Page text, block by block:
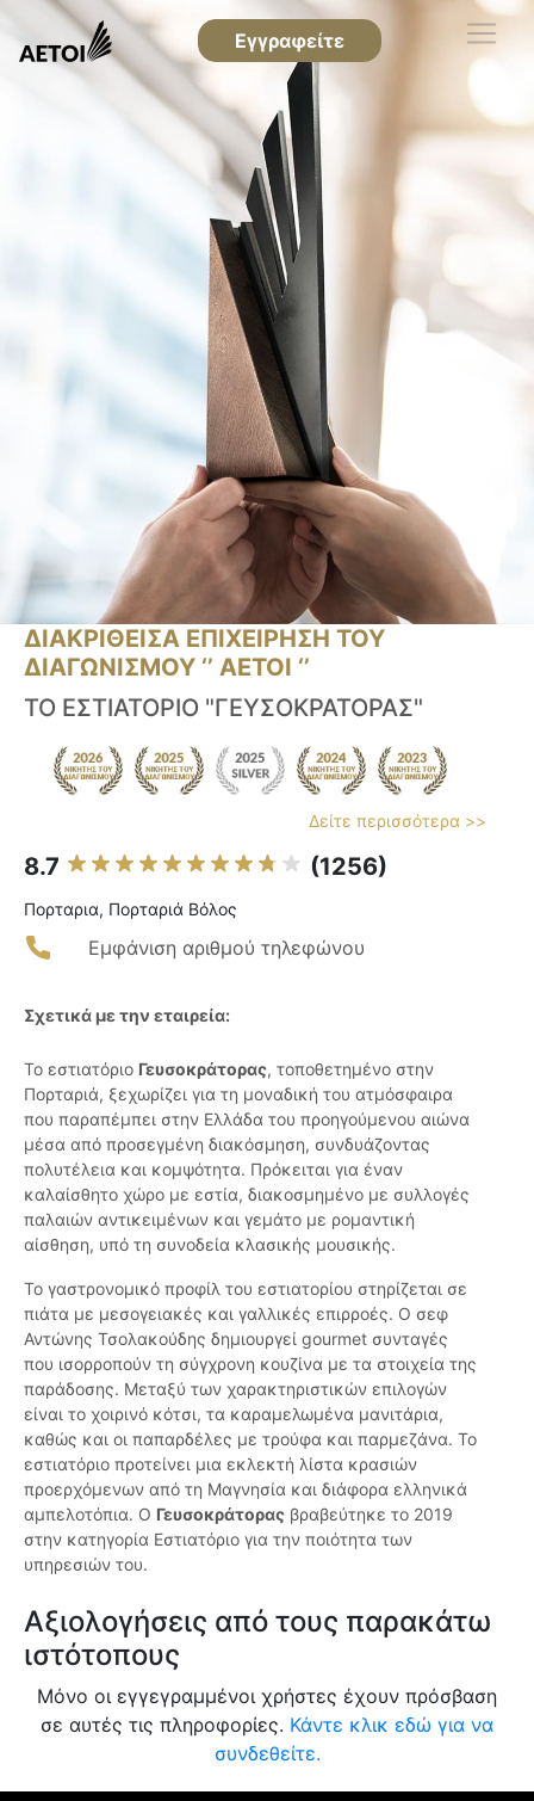
Εγγραφείτε
ΔΙΑΚΡΙΘΕΙΣΑ ΕΠΙΧΕΙΡΗΣΗ ΤΟΥ
ΔΙΑΓΩΝΙΣΜΟΥ ‘’ ΑΕΤΟΙ ‘’
ΤΟ ΕΣΤΙΑΤΟΡΙΟ "ΓΕΥΣΟΚΡΑΤΟΡΑΣ"
Δείτε περισσότερα >>
8.7 (1256)
Πορταρια, Πορταριά Βόλος
Εμφάνιση αριθμού τηλεφώνου
Σχετικά με την εταιρεία:
Το εστιατόριο Γευσοκράτορας, τοποθετημένο στην
Πορταριά, ξεχωρίζει για τη μοναδική του ατμόσφαιρα
που παραπέμπει στην Ελλάδα του προηγούμενου αιώνα
μέσα από προσεγμένη διακόσμηση, συνδυάζοντας
πολυτέλεια και κομψότητα. Πρόκειται για έναν
καλαίσθητο χώρο με εστία, διακοσμημένο με συλλογές
παλαιών αντικειμένων και γεμάτο με ρομαντική
αίσθηση, υπό τη συνοδεία κλασικής μουσικής.
Το γαστρονομικό προφίλ του εστιατορίου στηρίζεται σε
πιάτα με μεσογειακές και γαλλικές επιρροές. Ο σεφ
Αντώνης Τσολακούδης δημιουργεί gourmet συνταγές
που ισορροπούν τη σύγχρονη κουζίνα με τα στοιχεία της
παράδοσης. Μεταξύ των χαρακτηριστικών επιλογών
είναι το χοιρινό κότσι, τα καραμελωμένα μανιτάρια,
καθώς και οι παπαρδέλες με τρούφα και παρμεζάνα. Το
εστιατόριο προτείνει μια εκλεκτή λίστα κρασιών
προερχόμενων από τη Μαγνησία και διάφορα ελληνικά
αμπελοτόπια. Ο Γευσοκράτορας βραβεύτηκε το 2019
στην κατηγορία Εστιατόριο για την ποιότητα των
υπηρεσιών του.
Αξιολογήσεις από τους παρακάτω
ιστότοπους
Μόνο οι εγγεγραμμένοι χρήστες έχουν πρόσβαση
σε αυτές τις πληροφορίες. Κάντε κλικ εδώ για να
συνδεθείτε.